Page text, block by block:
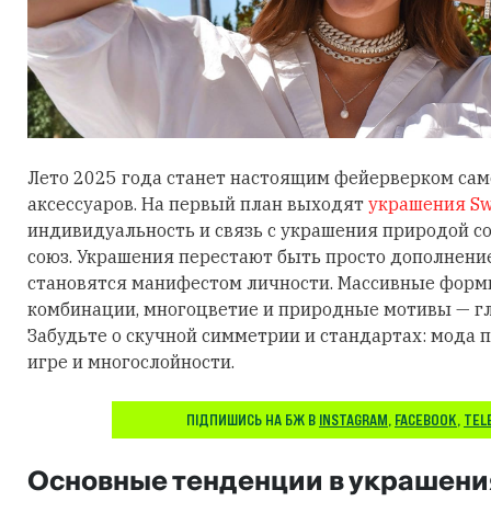
Лето 2025 года станет настоящим фейерверком
аксессуаров. На первый план выходят украшения
индивидуальность и связь с украшения природой
союз. Украшения перестают быть просто
становятся манифестом личности. Массивные
комбинации, многоцветие и природные мотивы —
Забудьте о скучной симметрии и стандартах: мода
игре и многослойности.
ПІДПИШИСЬ НА БЖ В INSTAGRAM, FACEBOOK,
Основные тенденции в